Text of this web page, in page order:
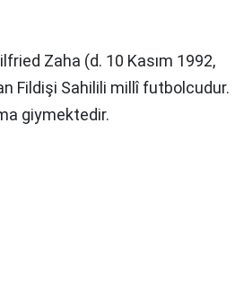
Zaha (d. 10 Kasım 1992,
Fildişi Sahilili millî futbolcudur.
giymektedir.